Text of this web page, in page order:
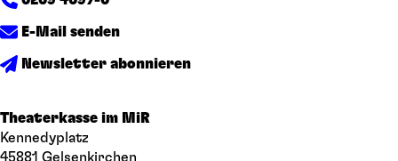
E-Mail senden
Newsletter abonnieren
Theaterkasse im MiR
Kennedyplatz
45881 Gelsenkirchen